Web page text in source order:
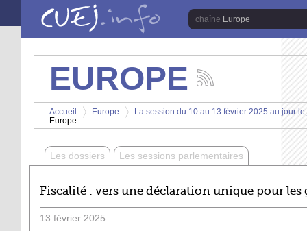
Aller au contenu principal
Europe
EUROPE
les
actualités
la
Europe
Vous êtes ici
Accueil
Europe
La session du 10 au 13 février 2025 au jour le
Europe
Les dossiers Les sessions parlementaires
Fiscalité : vers une déclaration unique pour les
13 février 2025